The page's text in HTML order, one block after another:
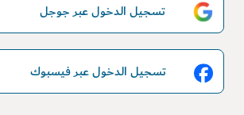
تسجيل الدخول عبر جوجل
تسجيل الدخول عبر فيسبوك